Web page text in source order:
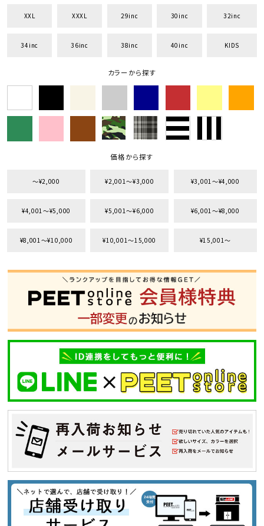
search
価格から探す
円 ～
XXL
XXXL
29inc
30inc
32inc
34inc
36inc
38inc
KIDS
カラー
tune
XXL XXXL 29inc 30inc 32inc
34inc 36inc 38inc 40inc KIDS
カラーから探す
価格から探す
〜¥2,000 ¥2,001〜¥3,000 ¥3,001〜¥4,000
¥4,001〜¥5,000 ¥5,001〜¥6,000 ¥6,001〜¥8,000
¥8,001〜¥10,000 ¥10,001〜15,000 ¥15,001〜